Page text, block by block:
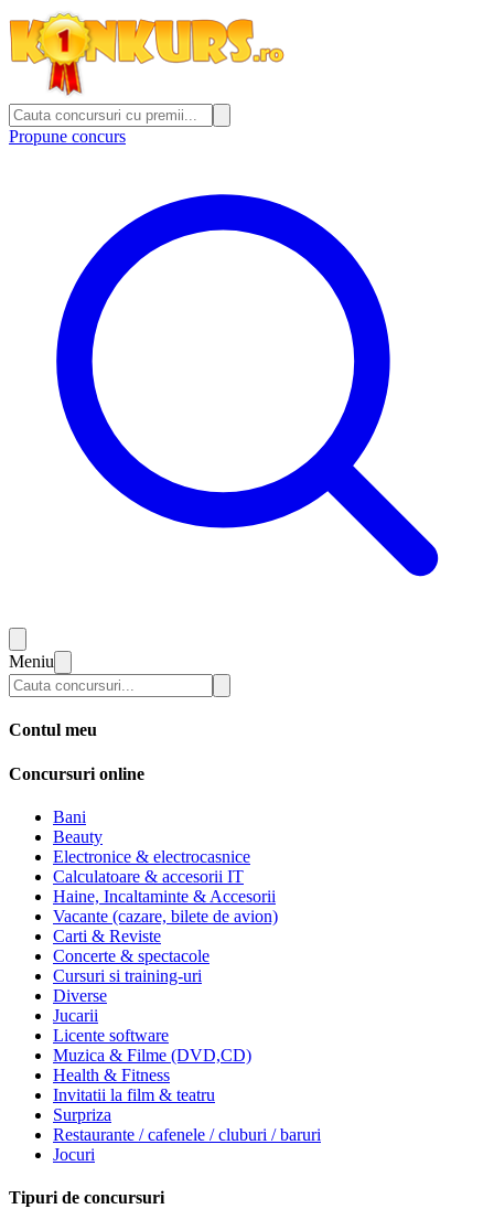
Propune concurs
Meniu
Contul meu
Concursuri online
Bani
Beauty
Electronice & electrocasnice
Calculatoare & accesorii IT
Haine, Incaltaminte & Accesorii
Vacante (cazare, bilete de avion)
Carti & Reviste
Concerte & spectacole
Cursuri si training-uri
Diverse
Jucarii
Licente software
Muzica & Filme (DVD,CD)
Health & Fitness
Invitatii la film & teatru
Surpriza
Restaurante / cafenele / cluburi / baruri
Jocuri
Tipuri de concursuri